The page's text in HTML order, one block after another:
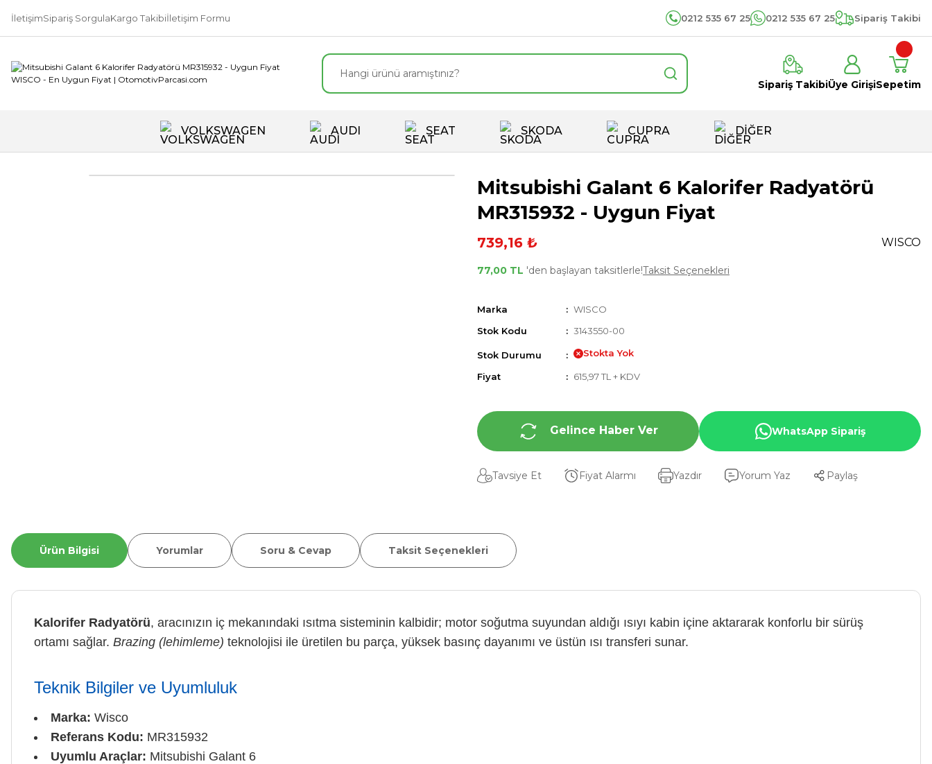
İletişimSipariş SorgulaKargo Takibiİletişim Formu 0212 535 67 25 0212 535 67 25 Sipariş Takibi
Sipariş TakibiÜye GirişiSepetim
VOLKSWAGEN AUDI SEAT SKODA CUPRA DİĞER
Mitsubishi Galant 6 Kalorifer Radyatörü
MR315932 - Uygun Fiyat
739,16 ₺ WISCO
77,00 TL 'den başlayan taksitlerle!Taksit Seçenekleri
Marka
WISCO
Stok Kodu
3143550-00
Stok Durumu Stokta Yok
Fiyat 615,97 TL + KDV
Gelince Haber Ver WhatsApp Sipariş
Tavsiye Et Fiyat Alarmı Yazdır Yorum Yaz Paylaş
Ürün Bilgisi Yorumlar Soru & Cevap Taksit Seçenekleri
Kalorifer Radyatörü, aracınızın iç mekanındaki ısıtma sisteminin kalbidir; motor soğutma suyundan aldığı ısıyı kabin içine aktararak konforlu bir sürüş
ortamı sağlar. Brazing (lehimleme) teknolojisi ile üretilen bu parça, yüksek basınç dayanımı ve üstün ısı transferi sunar.
Teknik Bilgiler ve Uyumluluk
Marka: Wisco
Referans Kodu: MR315932
Uyumlu Araçlar: Mitsubishi Galant 6